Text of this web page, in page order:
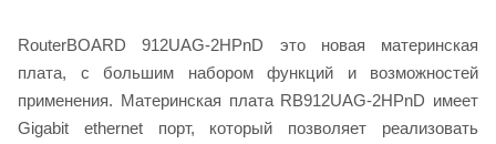
RouterBOARD 912UAG-2HPnD это новая материнская
плата, с большим набором функций и возможностей
применения. Материнская плата RB912UAG-2HPnD имеет
Gigabit ethernet порт, который позволяет реализовать